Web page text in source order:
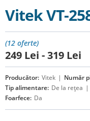
Vitek VT-
(12 oferte)
249 Lei -319 Lei
Producător: Vitek Număr
Tip alimentare: De la reţea
Foarfece: Da